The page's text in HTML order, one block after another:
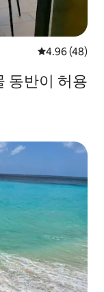
평점 4.96점(5
4.96 (48)
동반이 허용